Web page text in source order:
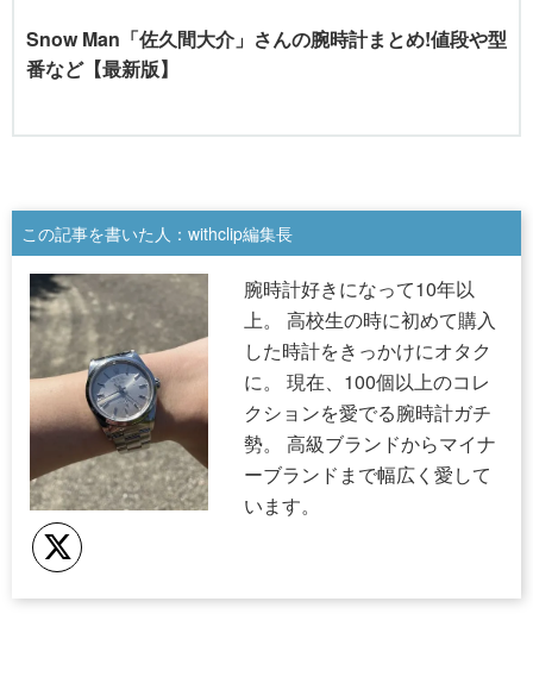
Snow Man「佐久間大介」さんの腕時計まとめ!値段や型
番など【最新版】
この記事を書いた人：withclip編集長
腕時計好きになって10年以
上。 高校生の時に初めて購入
した時計をきっかけにオタク
に。 現在、100個以上のコレ
クションを愛でる腕時計ガチ
勢。 高級ブランドからマイナ
ーブランドまで幅広く愛して
います。